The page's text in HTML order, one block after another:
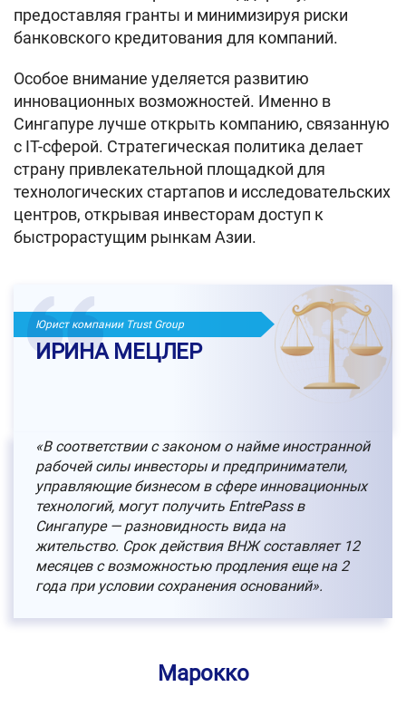
предоставляя гранты и минимизируя риски
банковского кредитования для компаний.
Особое внимание уделяется развитию
инновационных возможностей. Именно в
Сингапуре лучше открыть компанию, связанную
с IT-сферой. Стратегическая политика делает
страну привлекательной площадкой для
технологических стартапов и исследовательских
центров, открывая инвесторам доступ к
быстрорастущим рынкам Азии.
Юрист компании Trust Group
ИРИНА МЕЦЛЕР
«В соответствии с законом о найме иностранной
рабочей силы инвесторы и предприниматели,
управляющие бизнесом в сфере инновационных
технологий, могут получить EntrePass в
Сингапуре — разновидность вида на
жительство. Срок действия ВНЖ составляет 12
месяцев с возможностью продления еще на 2
года при условии сохранения оснований».
Марокко